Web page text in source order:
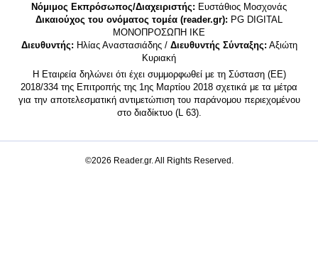
Νόμιμος Εκπρόσωπος/Διαχειριστής: Ευστάθιος Μοσχονάς
Δικαιούχος του ονόματος τομέα (reader.gr): PG DIGITAL
MONΟΠΡΟΣΩΠΗ ΙΚΕ
Διευθυντής: Ηλίας Αναστασιάδης / Διευθυντής Σύνταξης: Αξιώτη
Κυριακή
Η Εταιρεία δηλώνει ότι έχει συμμορφωθεί με τη Σύσταση (ΕΕ)
2018/334 της Επιτροπής της 1ης Μαρτίου 2018 σχετικά με τα μέτρα
για την αποτελεσματική αντιμετώπιση του παράνομου περιεχομένου
στο διαδίκτυο (L 63).
©2026 Reader.gr. All Rights Reserved.